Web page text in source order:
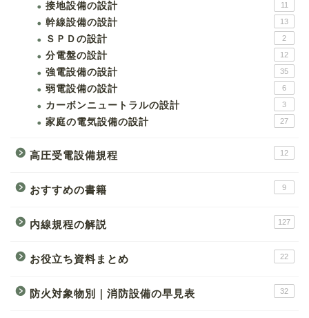
接地設備の設計 11
幹線設備の設計 13
ＳＰＤの設計 2
分電盤の設計 12
強電設備の設計 35
弱電設備の設計 6
カーボンニュートラルの設計 3
家庭の電気設備の設計 27
高圧受電設備規程 12
おすすめの書籍 9
内線規程の解説 127
お役立ち資料まとめ 22
防火対象物別｜消防設備の早見表 32